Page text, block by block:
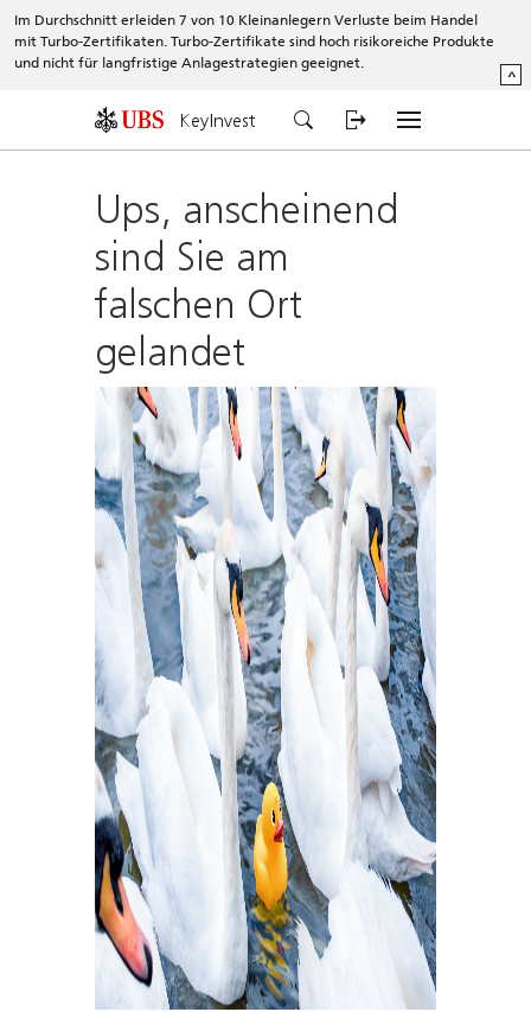
Im Durchschnitt erleiden 7 von 10 Kleinanlegern Verluste beim Handel
mit Turbo-Zertifikaten. Turbo-Zertifikate sind hoch risikoreiche Produkte
und nicht für langfristige Anlagestrategien geeignet.
^
KeyInvest
Ups, anscheinend
sind Sie am
falschen Ort
gelandet